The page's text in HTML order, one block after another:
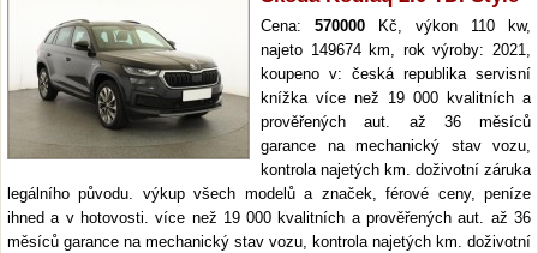
Cena: 570000 Kč, výkon 110 kw,
najeto 149674 km, rok výroby: 2021,
koupeno v: česká republika servisní
knížka více než 19 000 kvalitních a
prověřených aut. až 36 měsíců
garance na mechanický stav vozu,
kontrola najetých km. doživotní záruka
legálního původu. výkup všech modelů a značek, férové ceny, peníze
ihned a v hotovosti. více než 19 000 kvalitních a prověřených aut. až 36
měsíců garance na mechanický stav vozu, kontrola najetých km. doživotní